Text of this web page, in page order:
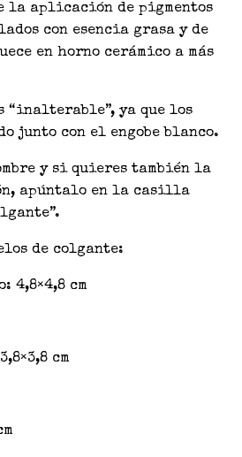
la aplicación de pigmentos
con esencia grasa y de
en horno cerámico a más
“inalterable”, ya que los
junto con el engobe blanco.
y si quieres también la
apúntalo en la casilla
de colgante:
4,8×4,8 cm
cm